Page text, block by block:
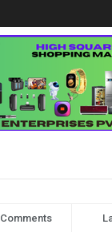
Comments